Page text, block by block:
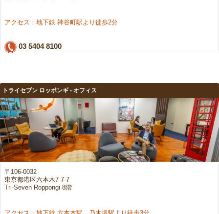
アクセス：地下鉄 神谷町駅より徒歩2分
03 5404 8100
トライセブン ロッポンギ - オフィス
〒106-0032
東京都港区六本木7-7-7
Tri-Seven Roppongi 8階